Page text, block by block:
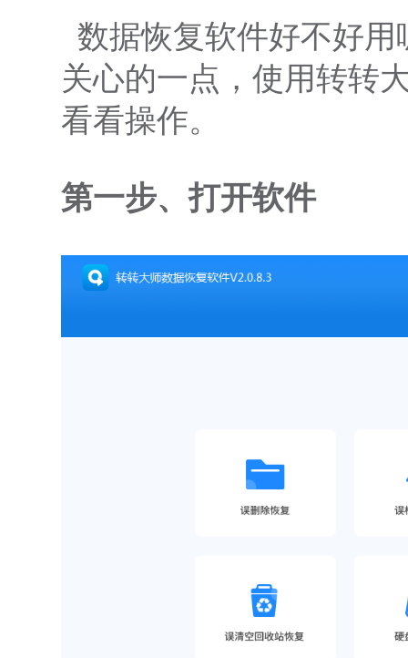
数据恢复软件好不好
关心的一点，使用转转
看看操作。
第一步、打开软件